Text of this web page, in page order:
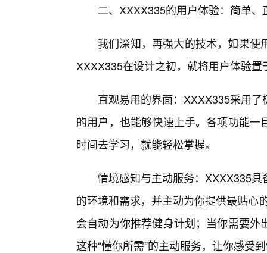
二、XXXX335的用户体验：简单、
我们深知，再强大的技术，如果
XXXX335在设计之初，就将用户体验置
直观易用的界面：XXXX335采用
的用户，也能够快速上手。各项功能
时间去学习，就能轻松掌握。
情境感知与主动服务：XXXX335
的环境和需求，并主动为你提供最贴心
会自动为你推荐健身计划；当你需要
这种“懂你所需”的主动服务，让你感受